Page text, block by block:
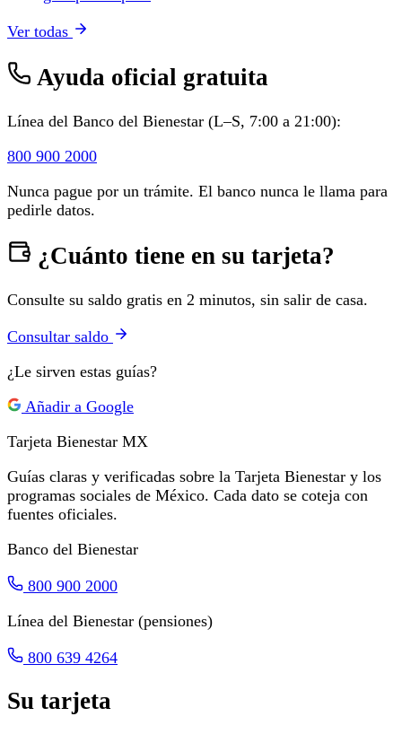
Ver todas
Ayuda oficial gratuita
Línea del Banco del Bienestar (L–S, 7:00 a 21:00):
800 900 2000
Nunca pague por un trámite. El banco nunca le llama para
pedirle datos.
¿Cuánto tiene en su tarjeta?
Consulte su saldo gratis en 2 minutos, sin salir de casa.
Consultar saldo
¿Le sirven estas guías?
Añadir a Google
Tarjeta Bienestar MX
Guías claras y verificadas sobre la Tarjeta Bienestar y los
programas sociales de México. Cada dato se coteja con
fuentes oficiales.
Banco del Bienestar
800 900 2000
Línea del Bienestar (pensiones)
800 639 4264
Su tarjeta